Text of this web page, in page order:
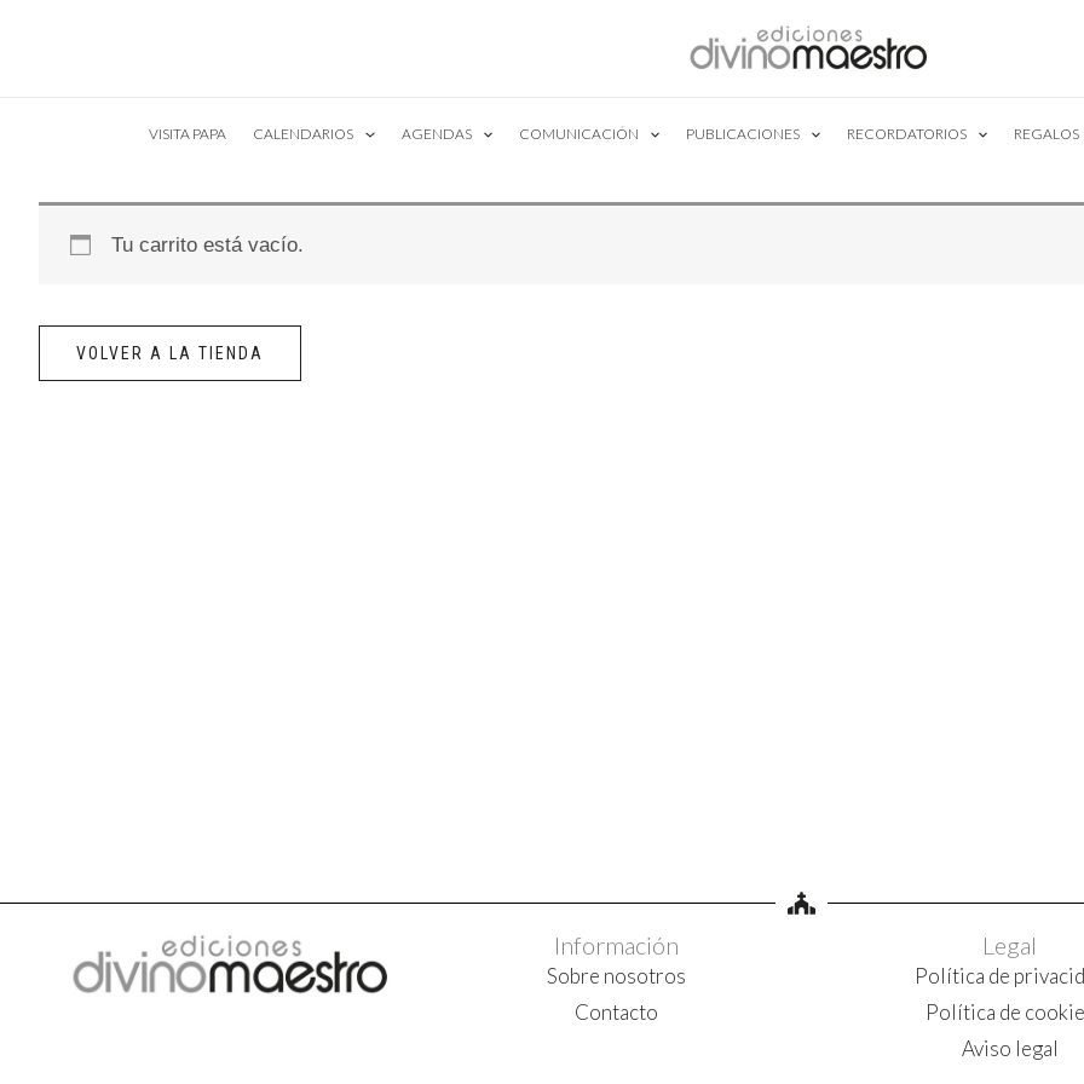
VISITA PAPA CALENDARIOS AGENDAS COMUNICACIÓN PUBLICACIONES RECORDATORIOS REGALOS
Tu carrito está vacío.
VOLVER A LA TIENDA
Información
Sobre nosotros
Contacto
Legal
Política de
Política de
Aviso legal